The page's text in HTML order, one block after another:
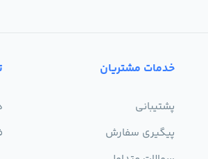
خدمات مشتریان
پشتیبانی
پیگیری سفارش